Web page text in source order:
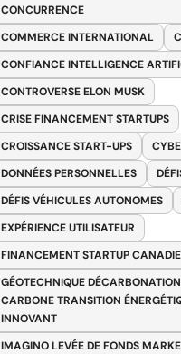
CONCURRENCE
COMMERCE INTERNATIONAL
CONFIANCE INTELLIGENCE
CONTROVERSE ELON MUSK
CRISE FINANCEMENT STARTUPS
CROISSANCE START-UPS
DONNÉES PERSONNELLES
DÉFIS VÉHICULES AUTONOMES
EXPÉRIENCE UTILISATEUR
FINANCEMENT STARTUP
GÉOTECHNIQUE
CARBONE TRANSITION
INNOVANT
IMAGINO LEVÉE DE FONDS